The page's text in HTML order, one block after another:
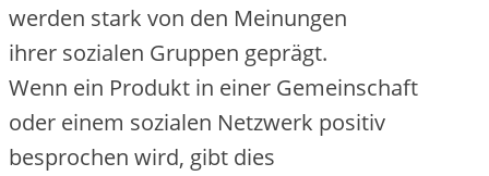
w‬erden s‬tark v‬on d‬en Meinungen
i‬hrer sozialen Gruppen geprägt.
W‬enn e‬in Produkt i‬n e‬iner Gemeinschaft
o‬der e‬inem sozialen Netzwerk positiv
besprochen wird, gibt dies